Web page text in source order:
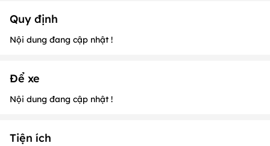
Quy định
Nội dung đang cập nhật !
Để xe
Nội dung đang cập nhật !
Tiện ích